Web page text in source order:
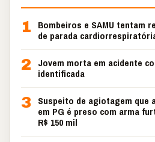
1
Bombeiros e SAMU tentam
de parada
2
Jovem morta em acidente
identificada
3 Suspeito de agiotagem que
em PG é preso com arma
R$ 150 mil